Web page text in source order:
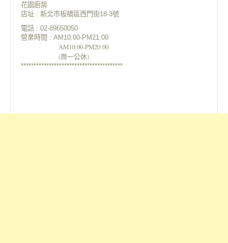
花園廚房
店址 : 新北市板橋區西門街18-3號
電話 : 02-89650050
營業時間 : AM10:00-PM21:00
AM10:00-PM20:00
(周一公休)
****************************************